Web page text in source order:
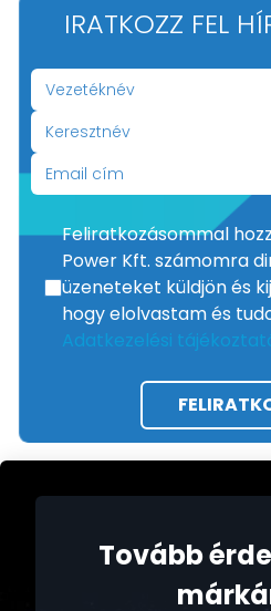
IRATKOZZ FEL
Feliratkozásommal
Power Kft. számomra
üzeneteket küldjön és
hogy elolvastam és
Adatkezelési
Tovább